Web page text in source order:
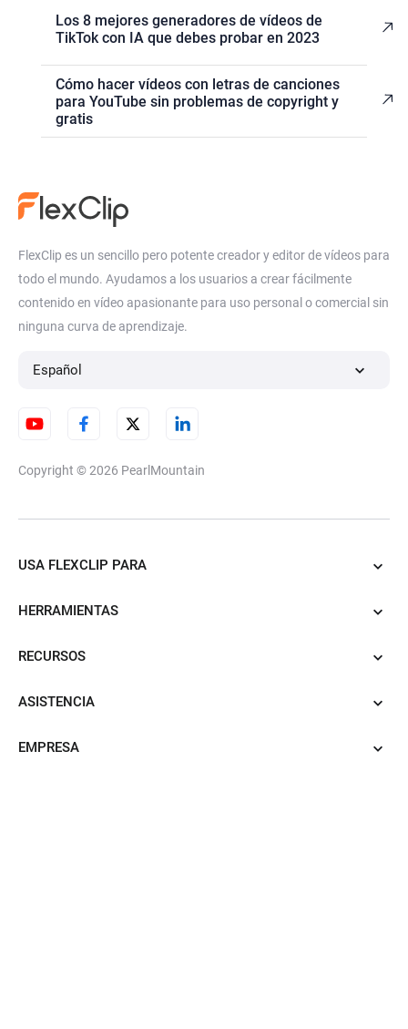
Los 8 mejores generadores de vídeos de
TikTok con IA que debes probar en 2023
Cómo hacer vídeos con letras de canciones
para YouTube sin problemas de copyright y
gratis
FlexClip es un sencillo pero potente creador y editor de vídeos para
todo el mundo. Ayudamos a los usuarios a crear fácilmente
contenido en vídeo apasionante para uso personal o comercial sin
ninguna curva de aprendizaje.
Español
Copyright © 2026 PearlMountain
USA FLEXCLIP PARA
HERRAMIENTAS
RECURSOS
ASISTENCIA
EMPRESA